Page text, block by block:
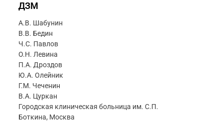
ДЗМ
А.В. Шабунин
В.В. Бедин
Ч.С. Павлов
О.Н. Левина
П.А. Дроздов
Ю.А. Олейник
Г.М. Чеченин
В.А. Цуркан
Городская клиническая больница им. С.П.
Боткина, Москва